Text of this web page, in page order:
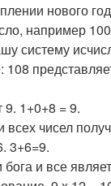
нового
например
систему
9. 1+0+8 = 9.
чисел
3+6=9.
и все